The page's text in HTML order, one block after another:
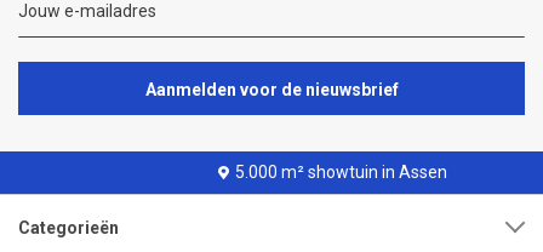
Aanmelden voor de nieuwsbrief
5.000 m² showtuin in Assen
Categorieën